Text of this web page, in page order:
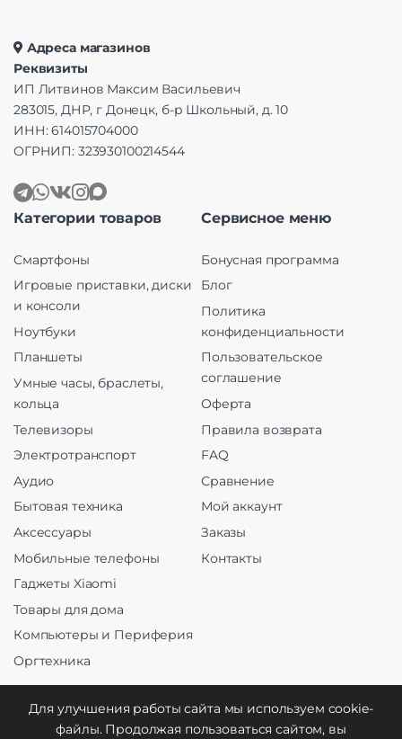
Адреса магазинов
Реквизиты
ИП Литвинов Максим Васильевич
283015, ДНР, г Донецк, б-р Школьный, д. 10
ИНН: 614015704000
ОГРНИП: 323930100214544
Категории товаров
Смартфоны
Игровые приставки, диски
и консоли
Ноутбуки
Планшеты
Умные часы, браслеты,
кольца
Телевизоры
Электротранспорт
Аудио
Бытовая техника
Аксессуары
Мобильные телефоны
Гаджеты Xiaomi
Товары для дома
Компьютеры и Периферия
Оргтехника
Сервисное меню
Бонусная программа
Блог
Политика
конфиденциальности
Пользовательское
соглашение
Оферта
Правила возврата
FAQ
Сравнение
Мой аккаунт
Заказы
Контакты
Для улучшения работы сайта мы используем cookie-
файлы. Продолжая пользоваться сайтом, вы